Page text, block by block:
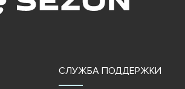
СЛУЖБА ПОДДЕРЖКИ